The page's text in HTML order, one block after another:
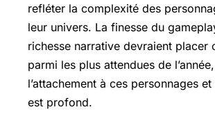
refléter la complexité des
leur univers. La finesse du
richesse narrative devraient placer
parmi les plus attendues de
l’attachement à ces personnages
est profond.